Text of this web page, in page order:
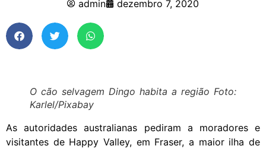
admin dezembro 7, 2020
O cão selvagem Dingo habita a região Foto:
Karlel/Pixabay
As autoridades australianas pediram a moradores e
visitantes de Happy Valley, em Fraser, a maior ilha de